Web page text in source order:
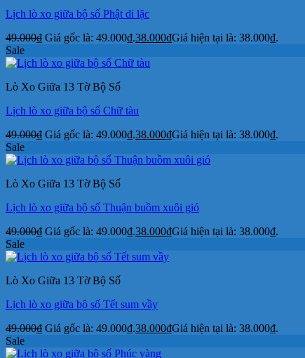
Lịch lò xo giữa bộ số Phật di lặc
49.000₫ Giá gốc là: 49.000₫.38.000₫Giá hiện tại là: 38.000₫.
Sale
Lò Xo Giữa 13 Tờ Bộ Số
Lịch lò xo giữa bộ số Chữ tàu
49.000₫ Giá gốc là: 49.000₫.38.000₫Giá hiện tại là: 38.000₫.
Sale
Lò Xo Giữa 13 Tờ Bộ Số
Lịch lò xo giữa bộ số Thuận buồm xuôi gió
49.000₫ Giá gốc là: 49.000₫.38.000₫Giá hiện tại là: 38.000₫.
Sale
Lò Xo Giữa 13 Tờ Bộ Số
Lịch lò xo giữa bộ số Tết sum vầy
49.000₫ Giá gốc là: 49.000₫.38.000₫Giá hiện tại là: 38.000₫.
Sale